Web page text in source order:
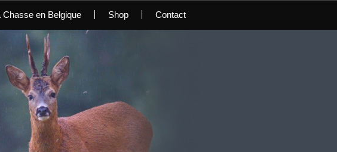
Chasse en Belgique Shop Contact